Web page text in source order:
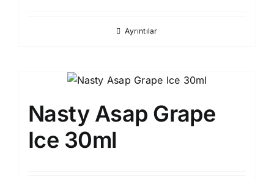
Ayrıntılar
Nasty Asap Grape
Ice 30ml